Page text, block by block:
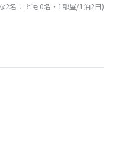
2名 こども0名・1部屋/1泊2日)